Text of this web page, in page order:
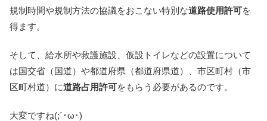
規制時間や規制方法の協議をおこない特別な道路使用許可を
得ます。
そして、給水所や救護施設、仮設トイレなどの設置について
は国交省（国道）や都道府県（都道府県道）、市区町村（市
区町村道）に道路占用許可をもらう必要があるのです。
大変ですね(;´･ω･)